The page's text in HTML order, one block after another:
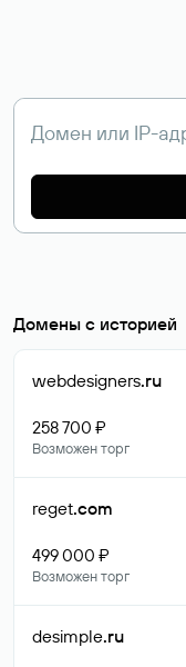
Домены с историей
webdesigners.ru
258 700 ₽
Возможен торг
reget.com
499 000 ₽
Возможен торг
desimple.ru